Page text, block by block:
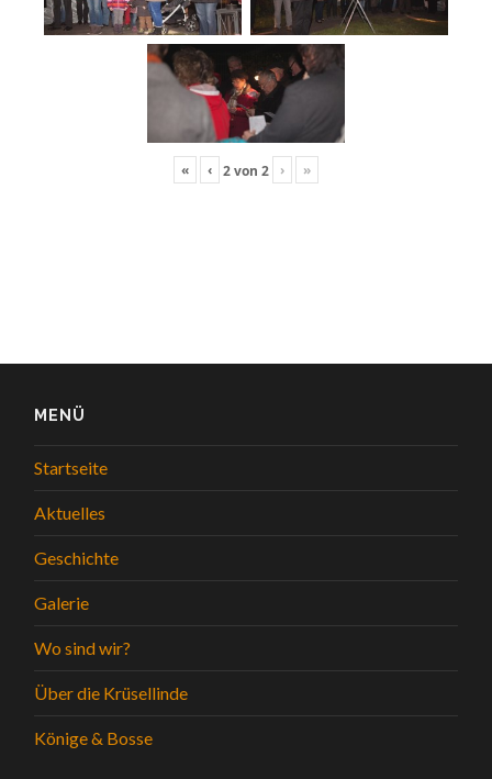
« ‹ 2von 2 › »
MENÜ
Startseite
Aktuelles
Geschichte
Galerie
Wo sind wir?
Über die Krüsellinde
Könige & Bosse